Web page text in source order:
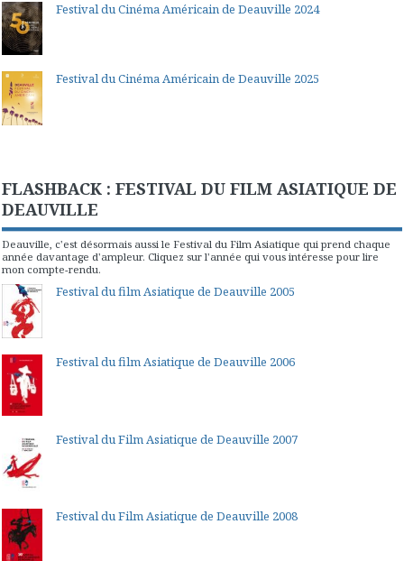
Festival du Cinéma Américain de Deauville 2024
Festival du Cinéma Américain de Deauville 2025
FLASHBACK : FESTIVAL DU FILM ASIATIQUE DE
DEAUVILLE
Deauville, c'est désormais aussi le Festival du Film Asiatique qui prend chaque
année davantage d'ampleur. Cliquez sur l'année qui vous intéresse pour lire
mon compte-rendu.
Festival du film Asiatique de Deauville 2005
Festival du film Asiatique de Deauville 2006
Festival du Film Asiatique de Deauville 2007
Festival du Film Asiatique de Deauville 2008